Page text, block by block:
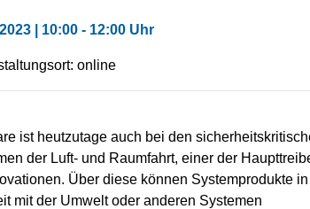
| 10:00 - 12:00 Uhr
online
ist heutzutage auch bei den
der Luft- und Raumfahrt, einer der
Über diese können Systemprodukte in
mit der Umwelt oder anderen Systemen